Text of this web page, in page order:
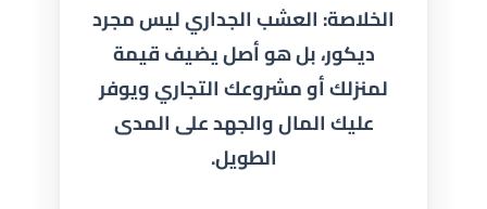
الخلاصة: العشب الجداري ليس مجرد
ديكور، بل هو أصل يضيف قيمة
لمنزلك أو مشروعك التجاري ويوفر
عليك المال والجهد على المدى
الطويل.